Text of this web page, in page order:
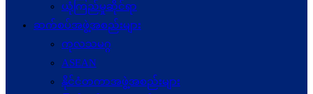
ယုံကြည်မှုဆိုင်ရာ
ဆက်စပ်အဖွဲ့အစည်းများ
ကုလသမဂ္ဂ
ASEAN
နိုင်ငံတကာအဖွဲ့အစည်းများ